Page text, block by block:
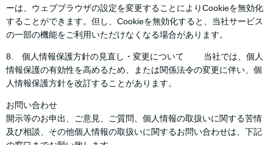
ーは、ウェブブラウザの設定を変更することによりCookieを無効化
することができます。但し、Cookieを無効化すると、当社サービス
の一部の機能をご利用いただけなくなる場合があります。
8. 個人情報保護方針の見直し・変更について 当社では、個人
情報保護の有効性を高めるため、または関係法令の変更に伴い、個
人情報保護方針を改訂することがあります。
お問い合わせ
開示等のお申出、ご意見、ご質問、個人情報の取扱いに関する苦情
及び相談、その他個人情報の取扱いに関するお問い合わせは、下記